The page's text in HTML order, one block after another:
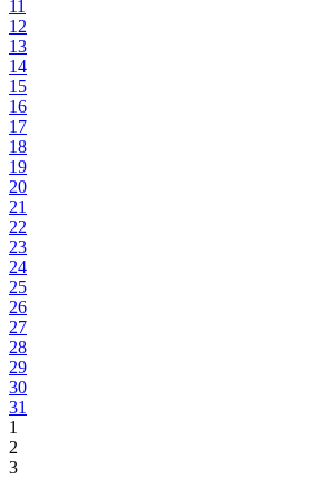
11
12
13
14
15
16
17
18
19
20
21
22
23
24
25
26
27
28
29
30
31
1
2
3